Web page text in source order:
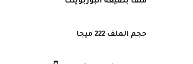
حجم الملف 222 ميجا